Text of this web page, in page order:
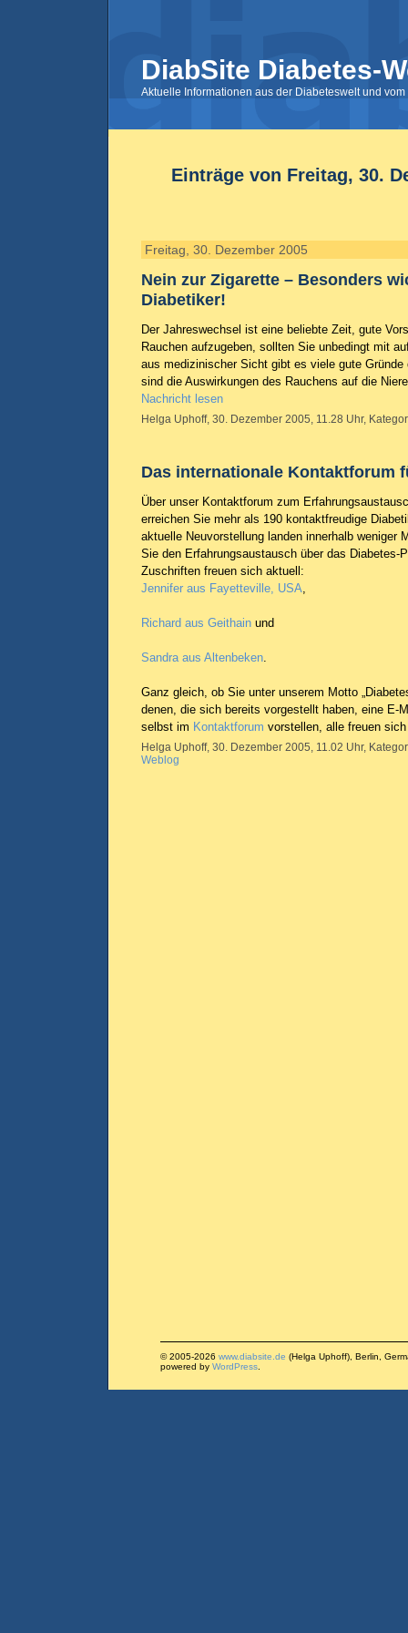
DiabSite Diabetes-
Aktuelle Informationen aus der Diabeteswelt und
Einträge von Freitag, 30.
Freitag, 30. Dezember 2005
Nein zur Zigarette – Besonders
Diabetiker!
Der Jahreswechsel ist eine beliebte Zeit, gute
Rauchen aufzugeben, sollten Sie unbedingt mit
aus medizinischer Sicht gibt es viele gute
sind die Auswirkungen des Rauchens auf die
Nachricht lesen
Helga Uphoff, 30. Dezember 2005, 11.28 Uhr,
Das internationale Kontaktforum
Über unser Kontaktforum zum
erreichen Sie mehr als 190 kontaktfreudige
aktuelle Neuvorstellung landen innerhalb weniger
Sie den Erfahrungsaustausch über das Diabetes-
Zuschriften freuen sich aktuell:
Jennifer aus Fayetteville, USA,
Richard aus Geithain und
Sandra aus Altenbeken.
Ganz gleich, ob Sie unter unserem Motto
denen, die sich bereits vorgestellt haben, eine E-
selbst im Kontaktforum vorstellen, alle freuen
Helga Uphoff, 30. Dezember 2005, 11.02 Uhr,
Weblog
© 2005-2026 www.diabsite.de (Helga Uphoff), Berlin,
powered by WordPress.